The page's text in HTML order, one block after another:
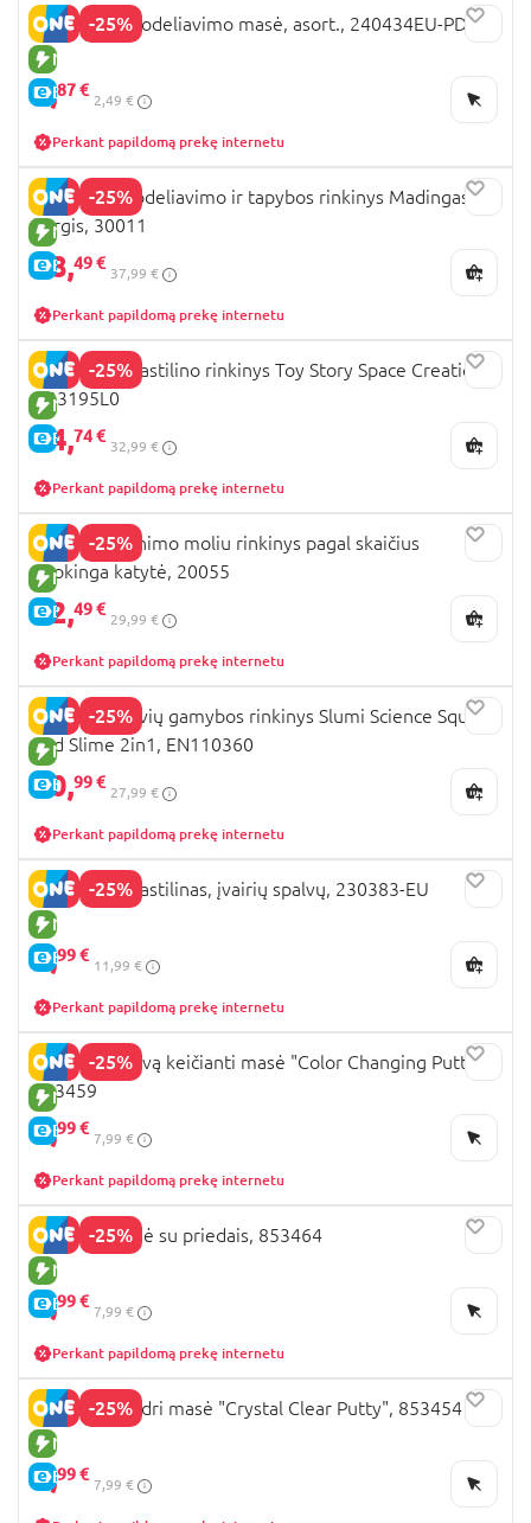
-25%
NAUJA PREKĖ
E-KAINA
PLAY-DOH modeliavimo masė, asort., 240434EU-PDQ
1,87 €
2,49 €
Perkant papildomą prekę internetu
-25%
NAUJA PREKĖ
E-KAINA
OKTO 3D modeliavimo ir tapybos rinkinys Madingas
korgis, 30011
28,49 €
37,99 €
Perkant papildomą prekę internetu
-25%
NAUJA PREKĖ
E-KAINA
PLAY DOH plastilino rinkinys Toy Story Space Creations,
G23195L0
24,74 €
32,99 €
Perkant papildomą prekę internetu
-25%
NAUJA PREKĖ
E-KAINA
OKTO spalvinimo moliu rinkinys pagal skaičius
Juokinga katytė, 20055
22,49 €
29,99 €
Perkant papildomą prekę internetu
-25%
NAUJA PREKĖ
E-KAINA
LISCIANI gleivių gamybos rinkinys Slumi Science Squish
and Slime 2in1, EN110360
20,99 €
27,99 €
Perkant papildomą prekę internetu
-25%
NAUJA PREKĖ
E-KAINA
PLAY-DOH plastilinas, įvairių spalvų, 230383-EU
8,99 €
11,99 €
Perkant papildomą prekę internetu
-25%
NAUJA PREKĖ
E-KAINA
JADORE spalvą keičianti masė "Color Changing Putty",
853459
5,99 €
7,99 €
Perkant papildomą prekę internetu
-25%
NAUJA PREKĖ
E-KAINA
JADORE masė su priedais, 853464
5,99 €
7,99 €
Perkant papildomą prekę internetu
-25%
NAUJA PREKĖ
E-KAINA
JADORE skaidri masė "Crystal Clear Putty", 853454
5,99 €
7,99 €